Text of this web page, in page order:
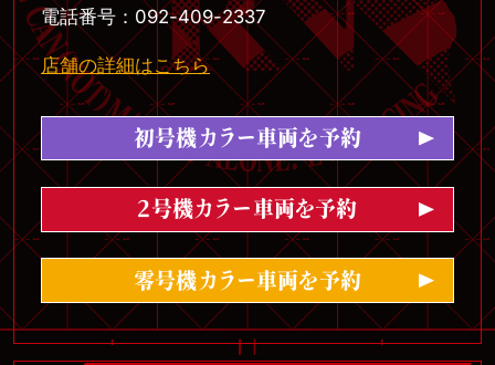
電話番号：092-409-2337
店舗の詳細はこちら
初号機カラー車両を予約
2号機カラー車両を予約
零号機カラー車両を予約